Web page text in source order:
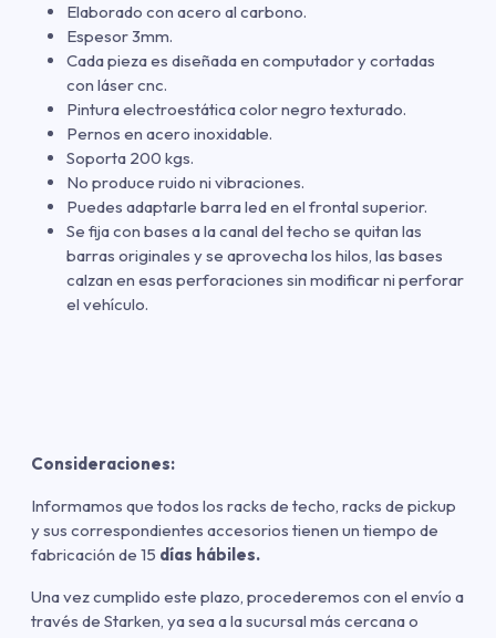
Elaborado con acero al carbono.
Espesor 3mm.
Cada pieza es diseñada en computador y cortadas
con láser cnc.
Pintura electroestática color negro texturado.
Pernos en acero inoxidable.
Soporta 200 kgs.
No produce ruido ni vibraciones.
Puedes adaptarle barra led en el frontal superior.
Se fija con bases a la canal del techo se quitan las
barras originales y se aprovecha los hilos, las bases
calzan en esas perforaciones sin modificar ni perforar
el vehículo.
Consideraciones:
Informamos que todos los racks de techo, racks de pickup
y sus correspondientes accesorios tienen un tiempo de
fabricación de 15 días hábiles.
Una vez cumplido este plazo, procederemos con el envío a
través de Starken, ya sea a la sucursal más cercana o